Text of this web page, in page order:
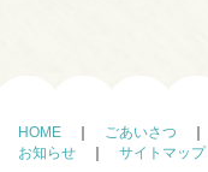
HOME ごあいさつ
お知らせ
サイトマップ